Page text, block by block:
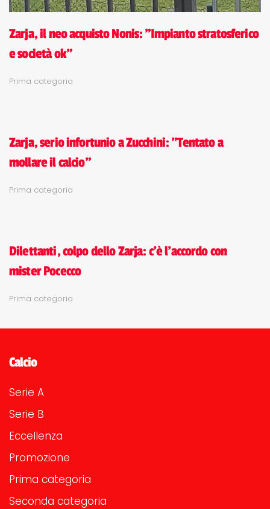
Zarja, il neo acquisto Nonis: "Impianto stratosferico
e società ok"
Prima categoria
Zarja, serio infortunio a Zucchini: "Tentato a
mollare il calcio"
Prima categoria
Dilettanti, colpo dello Zarja: c'è l'accordo con
mister Pocecco
Prima categoria
Calcio
Serie A
Serie B
Eccellenza
Promozione
Prima categoria
Seconda categoria